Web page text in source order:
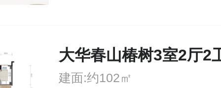
大华春山椿树3室2厅2
建面:约102㎡